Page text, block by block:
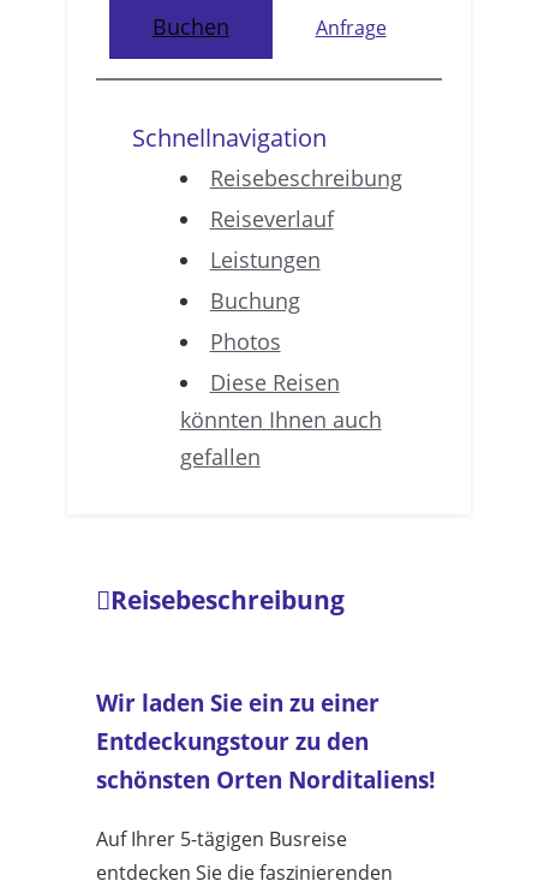
Reisebeschreibung
Wir laden Sie ein zu einer
Entdeckungstour zu den
schönsten Orten Norditaliens!
Auf Ihrer 5-tägigen Busreise
entdecken Sie die faszinierenden
Buchen Anfrage
Schnellnavigation
Reisebeschreibung
Reiseverlauf
Leistungen
Buchung
Photos
Diese Reisen
könnten Ihnen auch
gefallen